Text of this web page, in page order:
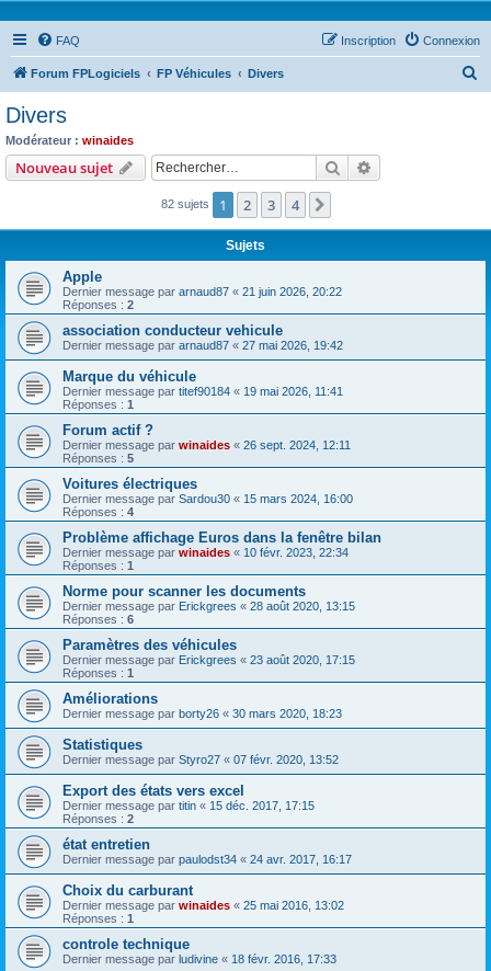
FAQ Connexion
Inscription
Forum FPLogiciels FP Véhicules Divers
c
Divers
Modérateur : winaides
Nouveau sujet Rechercher
82 sujets 1 2 3 4
Sujets
Apple
Dernier message par arnaud87 « 21 juin 2026, 20:22
Réponses : 2
association conducteur vehicule
Dernier message par arnaud87 « 27 mai 2026, 19:42
Marque du véhicule
Dernier message par titef90184 « 19 mai 2026, 11:41
Réponses : 1
Forum actif ?
Dernier message par winaides « 26 sept. 2024, 12:11
Réponses : 5
Voitures électriques
Dernier message par Sardou30 « 15 mars 2024, 16:00
Réponses : 4
Problème affichage Euros dans la fenêtre bilan
Dernier message par winaides « 10 févr. 2023, 22:34
Réponses : 1
Norme pour scanner les documents
Dernier message par Erickgrees « 28 août 2020, 13:15
Réponses : 6
Paramètres des véhicules
Dernier message par Erickgrees « 23 août 2020, 17:15
Réponses : 1
Améliorations
Dernier message par borty26 « 30 mars 2020, 18:23
Statistiques
Dernier message par Styro27 « 07 févr. 2020, 13:52
Export des états vers excel
Dernier message par titin « 15 déc. 2017, 17:15
Réponses : 2
état entretien
Dernier message par paulodst34 « 24 avr. 2017, 16:17
Choix du carburant
Dernier message par winaides « 25 mai 2016, 13:02
Réponses : 1
controle technique
Dernier message par ludivine « 18 févr. 2016, 17:33